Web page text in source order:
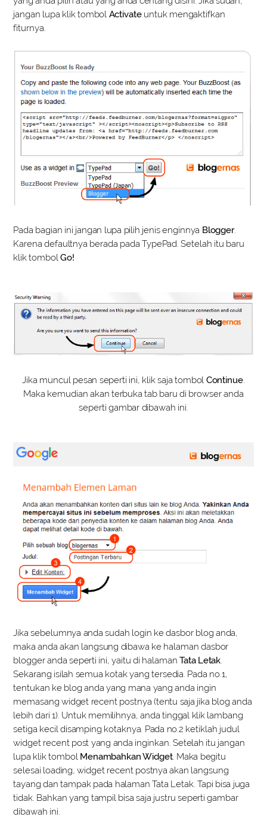
jangan lupa klik tombol Activate untuk mengaktifkan
fiturnya.
Pada bagian ini jangan lupa pilih jenis enginnya Blogger.
Karena defaultnya berada pada TypePad. Setelah itu baru
klik tombolGo!
Jika muncul pesan seperti ini, klik saja tombol Continue.
Maka kemudian akan terbuka tab baru di browser anda
seperti gambar dibawah ini.
Jika sebelumnya anda sudah login ke dasbor blog anda,
maka anda akan langsung dibawa ke halaman dasbor
blogger anda seperti ini, yaitu di halaman Tata Letak.
Sekarang isilah semua kotak yang tersedia. Pada no.1,
tentukan ke blog anda yang mana yang anda ingin
memasang widget recent postnya (tentu saja jika blog anda
lebih dari 1). Untuk memilihnya, anda tinggal klik lambang
setiga kecil disamping kotaknya. Pada no.2 ketiklah judul
widget recent post yang anda inginkan. Setelah itu jangan
lupa klik tombol Menambahkan Widget. Maka begitu
selesai loading, widget recent postnya akan langsung
tayang dan tampak pada halaman Tata Letak. Tapi bisa juga
tidak. Bahkan yang tampil bisa saja justru seperti gambar
dibawah ini.